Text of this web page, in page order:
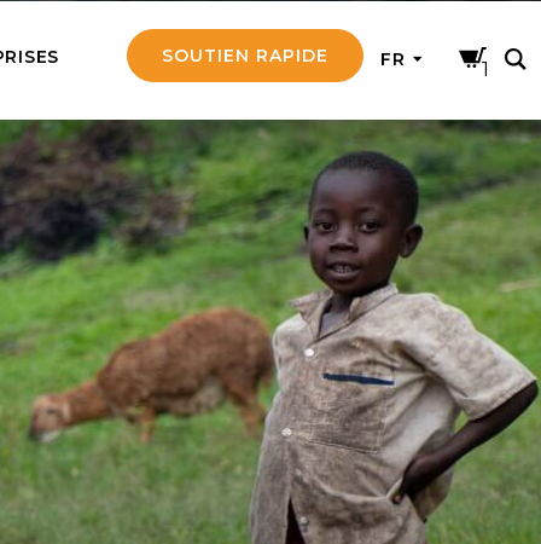
notre travail
et obtenez
en mission
âgée
personne
à la fois
missionnaire
SOUTIEN RAPIDE FR 1